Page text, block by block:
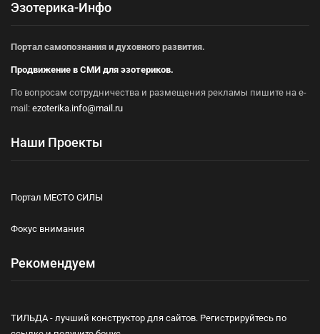
Эзотерика-Инфо
Портал самопознания и духовного развития.
Продвижение в СМИ для эзотериков.
По вопросам сотрудничества и размещения рекламы пишите на e-
mail: ezoterika.info@mail.ru
Наши Проекты
Портал МЕСТО СИЛЫ
Фокус внимания
Рекомендуем
ТИЛЬДА - лучший конструктор для сайтов. Регистрируйтесь по